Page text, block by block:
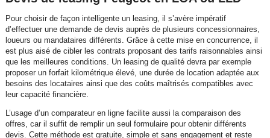
Pour choisir de façon intelligente un leasing, il s’avère impératif
d’effectuer une demande de devis auprès de plusieurs concessionnaires,
loueurs ou mandataires différents. Grâce à cette mise en concurrence, il
est plus aisé de cibler les contrats proposant des tarifs raisonnables ainsi
que les meilleures conditions. Un leasing de qualité devra par exemple
proposer un forfait kilométrique élevé, une durée de location adaptée aux
besoins des locataires ainsi que des coûts maîtrisés compatibles avec
leur capacité financière.
L’usage d’un comparateur en ligne facilite aussi la comparaison des
offres, car il suffit de remplir un seul formulaire pour obtenir différents
devis. Cette méthode est gratuite, simple et sans engagement et reste